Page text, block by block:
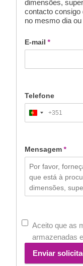
dimensões,
contacto
no mesmo dia
E-mail *
Telefone
Portugal
+351
+351
Mensagem*
Aceito que as
armazenadas
Enviar